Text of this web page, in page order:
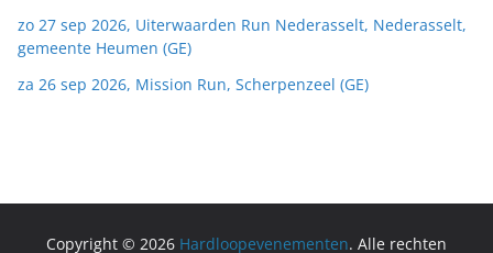
zo 27 sep 2026, Uiterwaarden Run Nederasselt, Nederasselt,
gemeente Heumen (GE)
za 26 sep 2026, Mission Run, Scherpenzeel (GE)
Copyright © 2026 Hardloopevenementen. Alle rechten